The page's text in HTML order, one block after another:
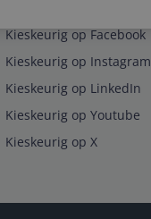
Kieskeurig op Facebook
Kieskeurig op Instagram
Kieskeurig op LinkedIn
Kieskeurig op Youtube
Kieskeurig op X